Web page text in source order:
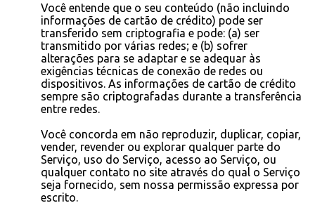
Você entende que o seu conteúdo (não incluindo
informações de cartão de crédito) pode ser
transferido sem criptografia e pode: (a) ser
transmitido por várias redes; e (b) sofrer
alterações para se adaptar e se adequar às
exigências técnicas de conexão de redes ou
dispositivos. As informações de cartão de crédito
sempre são criptografadas durante a transferência
entre redes.
Você concorda em não reproduzir, duplicar, copiar,
vender, revender ou explorar qualquer parte do
Serviço, uso do Serviço, acesso ao Serviço, ou
qualquer contato no site através do qual o Serviço
seja fornecido, sem nossa permissão expressa por
escrito.